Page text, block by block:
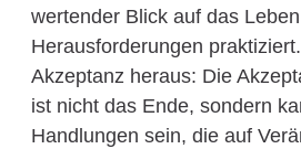
wertender Blick auf das
Herausforderungen
Akzeptanz heraus: Die
ist nicht das Ende, sondern
Handlungen sein, die auf